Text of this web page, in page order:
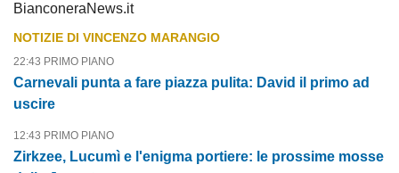
BianconeraNews.it
NOTIZIE DI VINCENZO MARANGIO
22:43 PRIMO PIANO
Carnevali punta a fare piazza pulita: David il primo ad
uscire
12:43 PRIMO PIANO
Zirkzee, Lucumì e l'enigma portiere: le prossime mosse